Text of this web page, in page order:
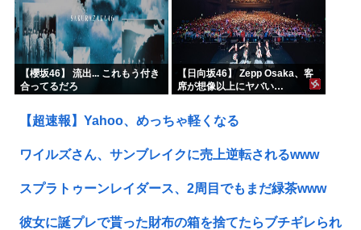
【櫻坂46】 流出... これもう付き
合ってるだろ
【日向坂46】 Zepp Osaka、客
席が想像以上にヤバい…
【超速報】Yahoo、めっちゃ軽くなる
ワイルズさん、サンブレイクに売上逆転されるwww
スプラトゥーンレイダース、2周目でもまだ緑茶www
彼女に誕プレで貰った財布の箱を捨てたらブチギレられ